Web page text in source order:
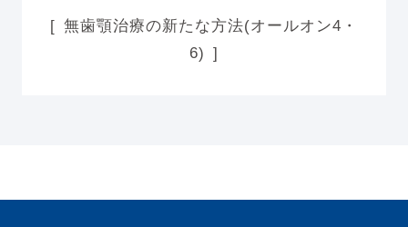
無歯顎治療の新たな方法(オールオン4・
6)